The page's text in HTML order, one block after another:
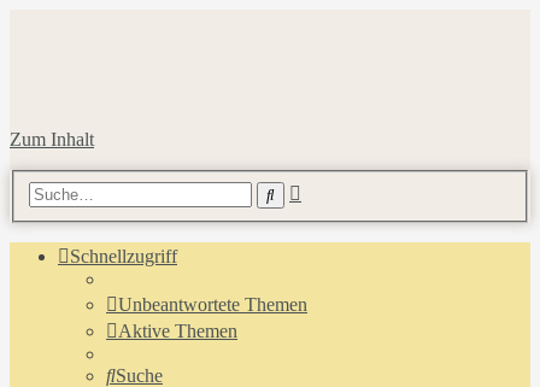
Zum Inhalt
Suche
Schnellzugriff
Unbeantwortete Themen
Aktive Themen
Suche